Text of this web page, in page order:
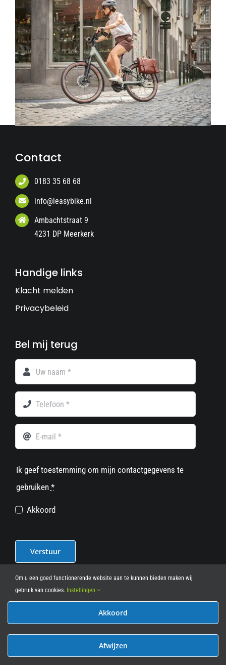
Contact
0183 35 68 68
info@leasybike.nl
Ambachtstraat 9
4231 DP Meerkerk
Handige links
Klacht melden
Privacybeleid
Bel mij terug
Ik geef toestemming om mijn contactgegevens te
gebruiken *
Akkoord
Verstuur
© 2012 - 2026• Leasy Bike • All Rights Reserved • powered
Om u een goed functionerende website aan te kunnen bieden maken wij
gebruik van cookies. Instellingen
Akkoord
Afwijzen